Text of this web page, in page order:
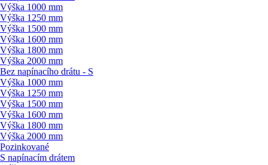
Výška 1000 mm
Výška 1250 mm
Výška 1500 mm
Výška 1600 mm
Výška 1800 mm
Výška 2000 mm
Bez napínacího drátu - S
Výška 1000 mm
Výška 1250 mm
Výška 1500 mm
Výška 1600 mm
Výška 1800 mm
Výška 2000 mm
Pozinkované
S napínacím drátem